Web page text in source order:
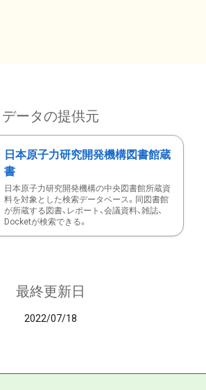
データの提供元
日本原子力研究開発機構図書館蔵
書
日本原子力研究開発機構の中央図書館所蔵資
料を対象とした検索データベース。同図書館
が所蔵する図書、レポート、会議資料、雑誌、
Docketが検索できる。
最終更新日
2022/07/18